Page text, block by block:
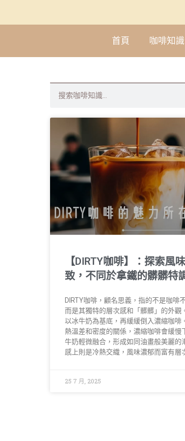
首頁 咖啡知識
【DIRTY咖啡】：探索風
致，不同於拿鐵的髒髒特
DIRTY咖啡，顧名思義，指的不是咖啡
而是其獨特的層次感和「髒髒」的外觀
以冰牛奶為基底，再緩緩倒入濃縮咖啡
熱溫差和密度的關係，濃縮咖啡會緩慢
牛奶輕微融合，形成如同油畫般美麗的
感上則是冷熱交織，風味濃郁而富有層
25 7 月, 2025